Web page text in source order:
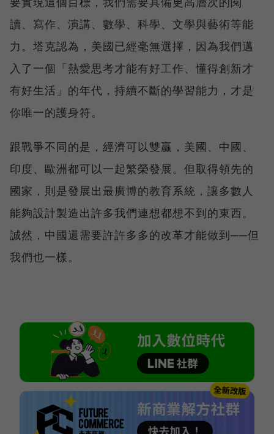
讀、寫作、演講、數學、科學、文學與藝術等能
力。塔克認為，美國已經毫無選擇，因為我們邁
入了一個「熱愛思考才能有好工作、懂得創新才
有好生活」的年代，持續不斷的學習能力，才是
你唯一的護身符。
跟戰爭不同的是，經濟可以雙贏，美國、中國、
印度、歐洲都可以一起繁榮發展。但取得領先的
國家，則是發展出最廣博的教育系統，讓多數人
能夠設計製造出許多我們連想都想不到的東西。
誠然，中國還需要許許多多的改革才能做到──但
我們也一樣。